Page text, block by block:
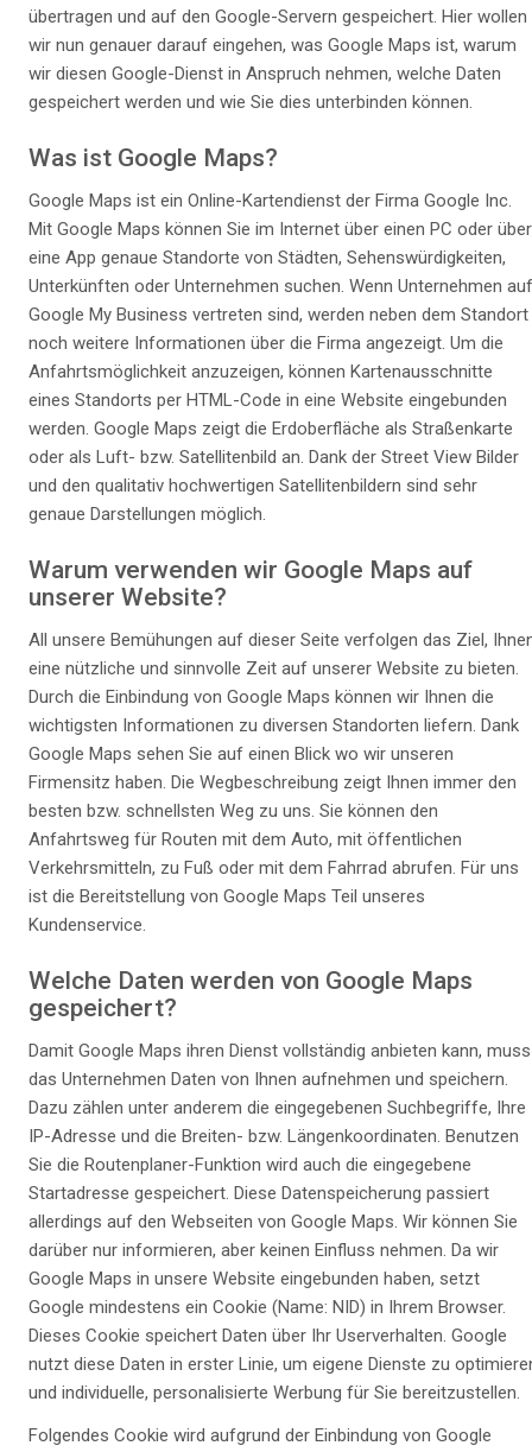
übertragen und auf den Google-Servern gespeichert. Hier wollen
wir nun genauer darauf eingehen, was Google Maps ist, warum
wir diesen Google-Dienst in Anspruch nehmen, welche Daten
gespeichert werden und wie Sie dies unterbinden können.
Was ist Google Maps?
Google Maps ist ein Online-Kartendienst der Firma Google Inc.
Mit Google Maps können Sie im Internet über einen PC oder über
eine App genaue Standorte von Städten, Sehenswürdigkeiten,
Unterkünften oder Unternehmen suchen. Wenn Unternehmen auf
Google My Business vertreten sind, werden neben dem Standort
noch weitere Informationen über die Firma angezeigt. Um die
Anfahrtsmöglichkeit anzuzeigen, können Kartenausschnitte
eines Standorts per HTML-Code in eine Website eingebunden
werden. Google Maps zeigt die Erdoberfläche als Straßenkarte
oder als Luft- bzw. Satellitenbild an. Dank der Street View Bilder
und den qualitativ hochwertigen Satellitenbildern sind sehr
genaue Darstellungen möglich.
Warum verwenden wir Google Maps auf
unserer Website?
All unsere Bemühungen auf dieser Seite verfolgen das Ziel,
eine nützliche und sinnvolle Zeit auf unserer Website zu bieten.
Durch die Einbindung von Google Maps können wir Ihnen die
wichtigsten Informationen zu diversen Standorten liefern. Dank
Google Maps sehen Sie auf einen Blick wo wir unseren
Firmensitz haben. Die Wegbeschreibung zeigt Ihnen immer den
besten bzw. schnellsten Weg zu uns. Sie können den
Anfahrtsweg für Routen mit dem Auto, mit öffentlichen
Verkehrsmitteln, zu Fuß oder mit dem Fahrrad abrufen. Für uns
ist die Bereitstellung von Google Maps Teil unseres
Kundenservice.
Welche Daten werden von Google Maps
gespeichert?
Damit Google Maps ihren Dienst vollständig anbieten kann, muss
das Unternehmen Daten von Ihnen aufnehmen und speichern.
Dazu zählen unter anderem die eingegebenen Suchbegriffe, Ihre
IP-Adresse und die Breiten- bzw. Längenkoordinaten. Benutzen
Sie die Routenplaner-Funktion wird auch die eingegebene
Startadresse gespeichert. Diese Datenspeicherung passiert
allerdings auf den Webseiten von Google Maps. Wir können Sie
darüber nur informieren, aber keinen Einfluss nehmen. Da wir
Google Maps in unsere Website eingebunden haben, setzt
Google mindestens ein Cookie (Name: NID) in Ihrem Browser.
Dieses Cookie speichert Daten über Ihr Userverhalten. Google
nutzt diese Daten in erster Linie, um eigene Dienste zu
und individuelle, personalisierte Werbung für Sie bereitzustellen.
Folgendes Cookie wird aufgrund der Einbindung von Google